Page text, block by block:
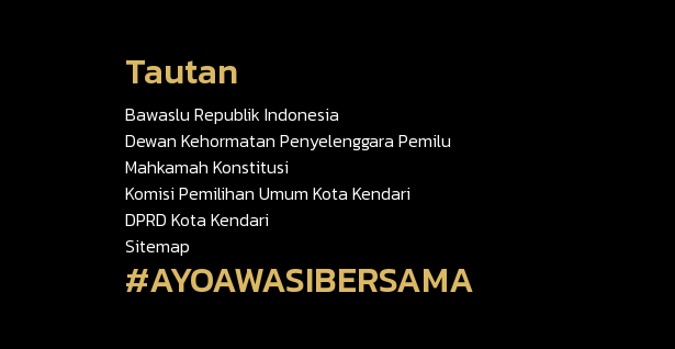
Tautan
Bawaslu Republik Indonesia
Dewan Kehormatan Penyelenggara Pemilu
Mahkamah Konstitusi
Komisi Pemilihan Umum Kota Kendari
DPRD Kota Kendari
Sitemap
#AYOAWASIBERSAMA